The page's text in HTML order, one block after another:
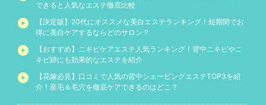
できると人気なエステ徹底比較
【決定版】20代にオススメな美白エステランキング！短期間でお
得に美白ケアするならどのサロン？
【おすすめ】ニキビケアエステ人気ランキング！背中ニキビやニ
キビ跡にも効果的なエステを紹介
【花嫁必見】口コミで人気の背中シェービングエステTOP3を紹
介！産毛＆毛穴を徹底ケアできるのはどこ？